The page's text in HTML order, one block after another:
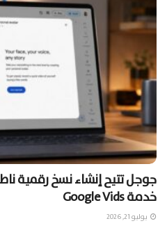
جوجل تتيح إنشاء نسخ رقمية
خدمة Google Vids
يوليو 21, 2026